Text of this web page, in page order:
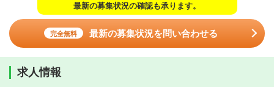
最新の募集状況の確認も承ります。
完全無料 最新の募集状況を問い合わせる
求人情報